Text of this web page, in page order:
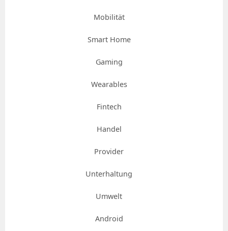
Mobilität
Smart Home
Gaming
Wearables
Fintech
Handel
Provider
Unterhaltung
Umwelt
Android